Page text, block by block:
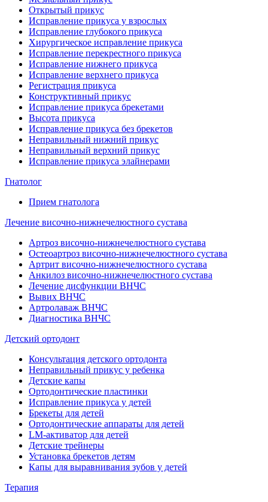
Открытый прикус
Исправление прикуса у взрослых
Исправление глубокого прикуса
Хирургическое исправление прикуса
Исправление перекрестного прикуса
Исправление нижнего прикуса
Исправление верхнего прикуса
Регистрация прикуса
Конструктивный прикус
Исправление прикуса брекетами
Высота прикуса
Исправление прикуса без брекетов
Неправильный нижний прикус
Неправильный верхний прикус
Исправление прикуса элайнерами
Гнатолог
Прием гнатолога
Лечение височно-нижнечелюстного сустава
Артроз височно-нижнечелюстного сустава
Остеоартроз височно-нижнечелюстного сустава
Артрит височно-нижнечелюстного сустава
Анкилоз височно-нижнечелюстного сустава
Лечение дисфункции ВНЧС
Вывих ВНЧС
Артролаваж ВНЧС
Диагностика ВНЧС
Детский ортодонт
Консультация детского ортодонта
Неправильный прикус у ребенка
Детские капы
Ортодонтические пластинки
Исправление прикуса у детей
Брекеты для детей
Ортодонтические аппараты для детей
LM-активатор для детей
Детские трейнеры
Установка брекетов детям
Капы для выравнивания зубов у детей
Терапия